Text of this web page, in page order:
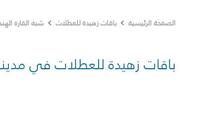
الصفحة الرئيسية باقات زهيدة للعطلات شبه القارة
باقات زهيدة للعطلات في